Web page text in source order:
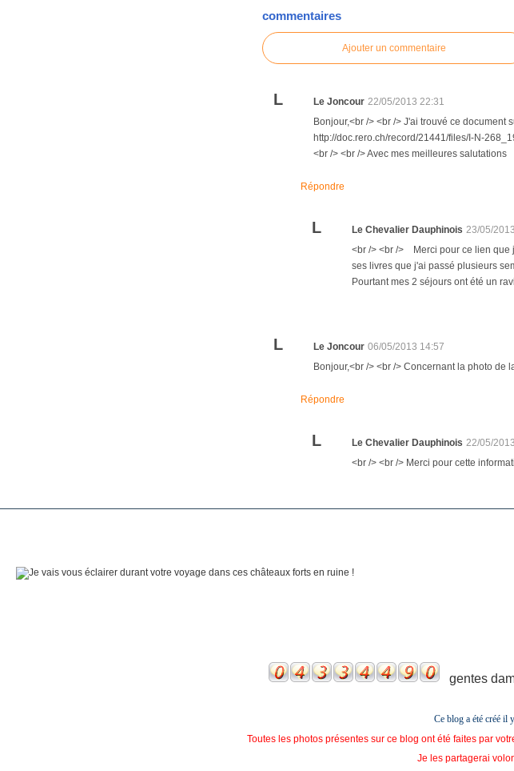
commentaires
Ajouter un commentaire
L Le Joncour 22/05/2013 22:31
Bonjour,<br /> <br /> J'ai trouvé ce
http://doc.rero.ch/record/21441/files/I-N-
<br /> <br /> Avec mes meilleures salutations
Répondre
L Le Chevalier Dauphinois 23/05/
<br /> <br /> Merci pour ce lien que
ses livres que j'ai passé plusieurs
Pourtant mes 2 séjours ont été un
L Le Joncour 06/05/2013 14:57
Bonjour,<br /> <br /> Concernant la photo
Répondre
L Le Chevalier Dauphinois 22/05/
<br /> <br /> Merci pour cette
gentes
Ce blog a été créé il
Toutes les photos présentes sur ce blog ont été faites par
Je les partagerai